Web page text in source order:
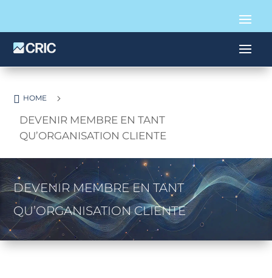
 HOME 5
DEVENIR MEMBRE EN TANT
QU’ORGANISATION CLIENTE
DEVENIR MEMBRE EN TANT
QU’ORGANISATION CLIENTE